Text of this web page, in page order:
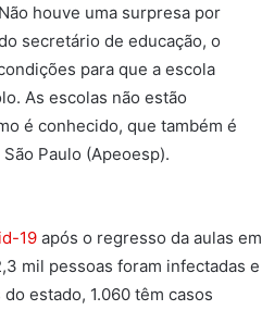
houve uma surpresa por
secretário de educação, o
para que a escola
As escolas não estão
é conhecido, que também é
Paulo (Apeoesp).
19 após o regresso da aulas em
mil pessoas foram infectadas e
estado, 1.060 têm casos